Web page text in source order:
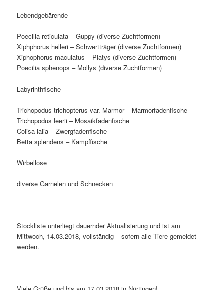
Lebendgebärende
Poecilia reticulata – Guppy (diverse Zuchtformen)
Xiphphorus helleri – Schwertträger (diverse Zuchtformen)
Xiphophorus maculatus – Platys (diverse Zuchtformen)
Poecilia sphenops – Mollys (diverse Zuchtformen)
Labyrinthfische
Trichopodus trichopterus var. Marmor – Marmorfadenfische
Trichopodus leerii – Mosaikfadenfische
Colisa lalia – Zwergfadenfische
Betta splendens – Kampffische
Wirbellose
diverse Garnelen und Schnecken
Stockliste unterliegt dauernder Aktualisierung und ist am
Mittwoch, 14.03.2018, vollständig – sofern alle Tiere gemeldet
werden.